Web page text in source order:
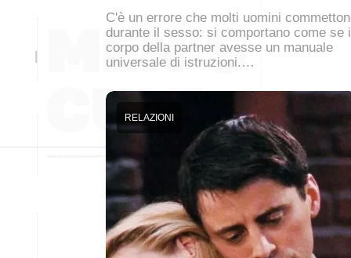
C'è un errore che molti uomini
durante il sesso: si comportano come se
corpo della partner avesse un manuale
universale di istruzioni.…
RELAZIONI